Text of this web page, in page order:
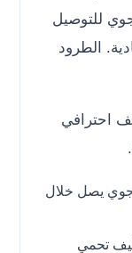
للتوصيل
الطرود
احترافي
يصل خلال
تحمي